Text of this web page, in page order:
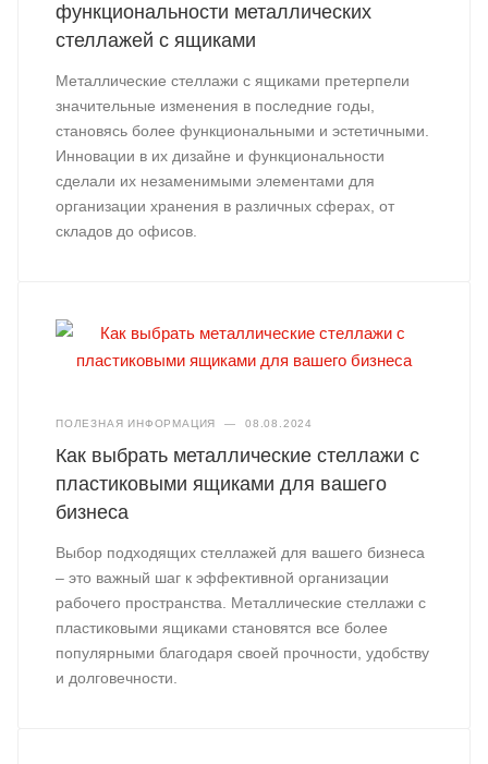
функциональности металлических
стеллажей с ящиками
Металлические стеллажи с ящиками претерпели
значительные изменения в последние годы,
становясь более функциональными и эстетичными.
Инновации в их дизайне и функциональности
сделали их незаменимыми элементами для
организации хранения в различных сферах, от
складов до офисов.
ПОЛЕЗНАЯ ИНФОРМАЦИЯ — 08.08.2024
Как выбрать металлические стеллажи с
пластиковыми ящиками для вашего
бизнеса
Выбор подходящих стеллажей для вашего бизнеса
– это важный шаг к эффективной организации
рабочего пространства. Металлические стеллажи с
пластиковыми ящиками становятся все более
популярными благодаря своей прочности, удобству
и долговечности.